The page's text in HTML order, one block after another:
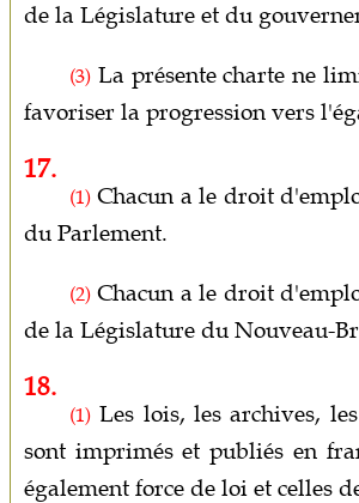
de la Législature et du
(3) La présente charte ne
favoriser la progression vers
17.
(1) Chacun a le droit
du Parlement.
(2) Chacun a le droit
de la Législature du Nouveau-
18.
(1) Les lois, les archives,
sont imprimés et publiés en
également force de loi et celles